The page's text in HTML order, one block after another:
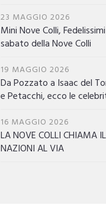
23 MAGGIO 2026
Mini Nove Colli,
sabato della Nove Colli
19 MAGGIO 2026
Da Pozzato a Isaac del
e Petacchi, ecco le
16 MAGGIO 2026
LA NOVE COLLI CHIAMA
NAZIONI AL VIA